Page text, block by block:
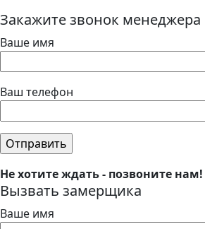
Закажите звонок менеджера
Ваше имя
Ваш телефон
Не хотите ждать - позвоните нам!
Вызвать замерщика
Ваше имя